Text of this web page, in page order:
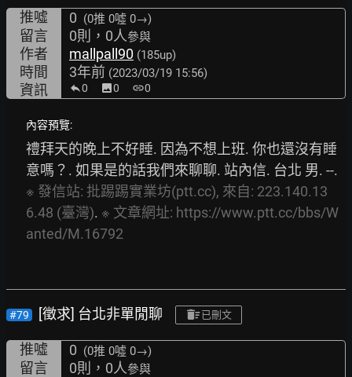
推噓 0 (0推 0噓 0→)
留言 0則，0人參與
作者 mallpall90 (185up)
時間 3年前 (2023/03/19 15:56)
資訊 0 image0 link0
內容預覽:
禮拜天的晚上不好睡. 因為不想上班. 你也還沒有睡
※ 發信站: 批踢踢實業坊(ptt.cc), 來自: 223.140.13
6.48 (臺灣). ※ 文章網址: https://www.ptt.cc/bbs/W
anted/M.16792
#79 [徵求] 台北非單閒聊 已刪文
推噓 0 (0推 0噓 0→)
留言 0則，0人參與